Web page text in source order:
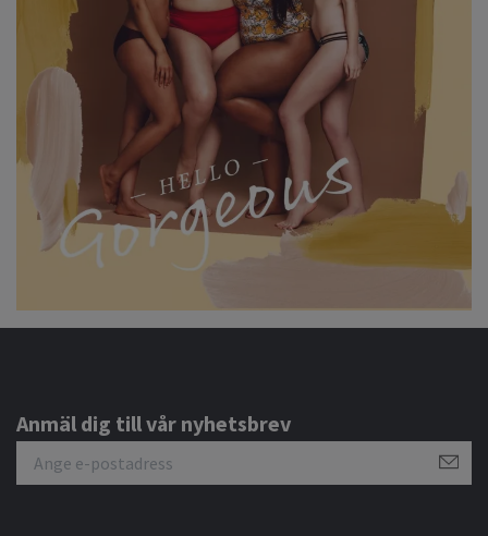
Anmäl dig till vår nyhetsbrev